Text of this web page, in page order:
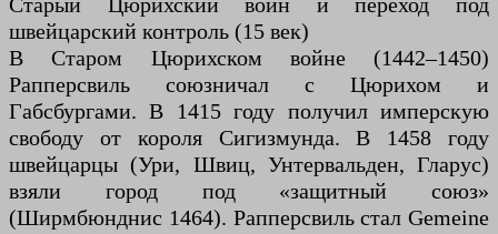
швейцарский контроль (15 век)
В Старом Цюрихском войне (1442–1450)
Рапперсвиль союзничал с Цюрихом и
Габсбургами. В 1415 году получил имперскую
свободу от короля Сигизмунда. В 1458 году
швейцарцы (Ури, Швиц, Унтервальден, Гларус)
взяли город под «защитный союз»
(Ширмбюнднис 1464). Рапперсвиль стал Gemeine